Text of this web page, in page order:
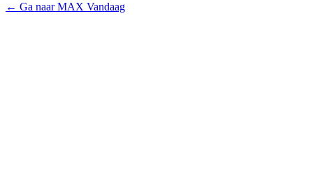
← Ga naar MAX Vandaag